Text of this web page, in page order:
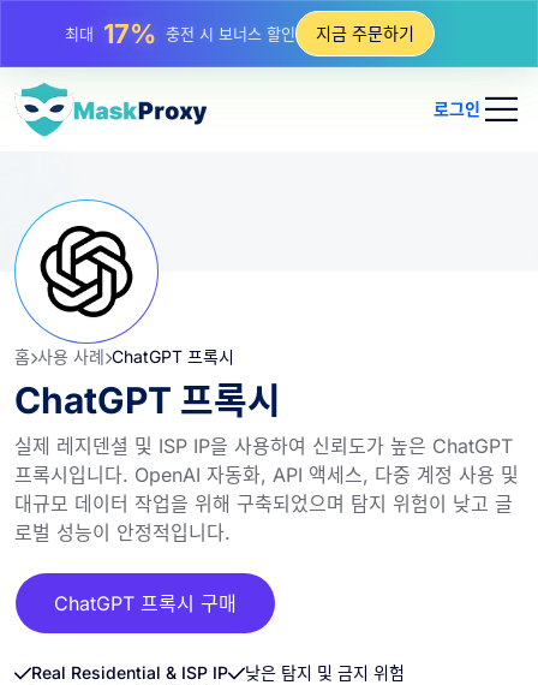
최대25%정적 IP 구매 할인 지금 주문하기
로그인
홈 사용 사례 ChatGPT 프록시
ChatGPT 프록시
실제 레지덴셜 및 ISP IP을 사용하여 신뢰도가 높은 ChatGPT
프록시입니다. OpenAI 자동화, API 액세스, 다중 계정 사용 및
대규모 데이터 작업을 위해 구축되었으며 탐지 위험이 낮고 글
로벌 성능이 안정적입니다.
ChatGPT 프록시 구매
Real Residential & ISP IP
낮은 탐지 및 금지 위험